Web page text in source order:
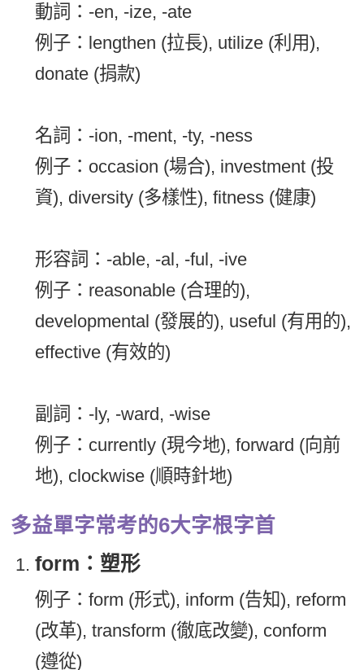
動詞：-en, -ize, -ate
例子：lengthen (拉長), utilize (利用),
donate (捐款)
名詞：-ion, -ment, -ty, -ness
例子：occasion (場合), investment (投
資), diversity (多樣性), fitness (健康)
形容詞：-able, -al, -ful, -ive
例子：reasonable (合理的),
developmental (發展的), useful (有用的),
effective (有效的)
副詞：-ly, -ward, -wise
例子：currently (現今地), forward (向前
地), clockwise (順時針地)
多益單字常考的6大字根字首
form：塑形
例子：form (形式), inform (告知), reform
(改革), transform (徹底改變), conform
(遵從)